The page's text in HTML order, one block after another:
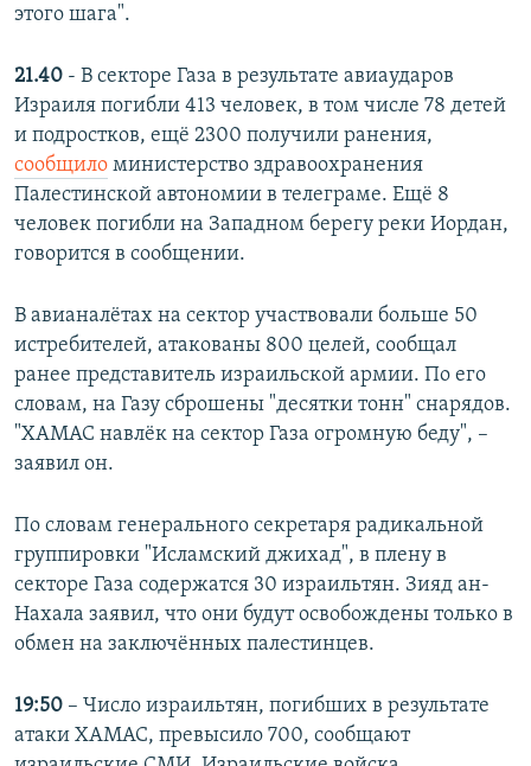
этого шага".
21.40 - В секторе Газа в результате авиаударов
Израиля погибли 413 человек, в том числе 78 детей
и подростков, ещё 2300 получили ранения,
сообщило министерство здравоохранения
Палестинской автономии в телеграме. Ещё 8
человек погибли на Западном берегу реки Иордан,
говорится в сообщении.
В авианалётах на сектор участвовали больше 50
истребителей, атакованы 800 целей, сообщал
ранее представитель израильской армии. По его
словам, на Газу сброшены "десятки тонн" снарядов.
"ХАМАС навлёк на сектор Газа огромную беду", –
заявил он.
По словам генерального секретаря радикальной
группировки "Исламский джихад", в плену в
секторе Газа содержатся 30 израильтян. Зияд ан-
Нахала заявил, что они будут освобождены только в
обмен на заключённых палестинцев.
19:50 – Число израильтян, погибших в результате
атаки ХАМАС, превысило 700, сообщают